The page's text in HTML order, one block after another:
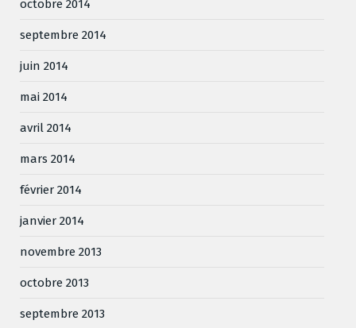
octobre 2014
septembre 2014
juin 2014
mai 2014
avril 2014
mars 2014
février 2014
janvier 2014
novembre 2013
octobre 2013
septembre 2013